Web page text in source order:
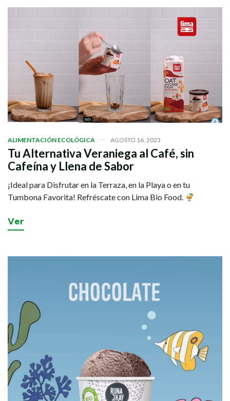
ALIMENTACIÓN ECOLÓGICA AGOSTO 16, 2023
Tu Alternativa Veraniega al Café, sin
Cafeína y Llena de Sabor
¡Ideal para Disfrutar en la Terraza, en la Playa o en tu
Tumbona Favorita! Refréscate con Lima Bio Food.
Ver